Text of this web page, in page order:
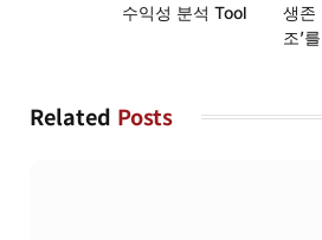
수익성 분석 Tool
생존
조’
Related Posts